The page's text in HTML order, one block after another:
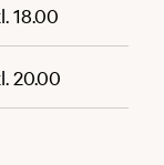
18.00
20.00